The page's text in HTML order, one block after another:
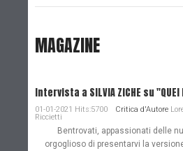
MAGAZINE
Intervista a SILVIA ZICHE su "QUEI
01-01-2021 Hits:5700 Critica d'Autore
Riccietti
Bentrovati, appassionati delle
orgoglioso di presentarvi la